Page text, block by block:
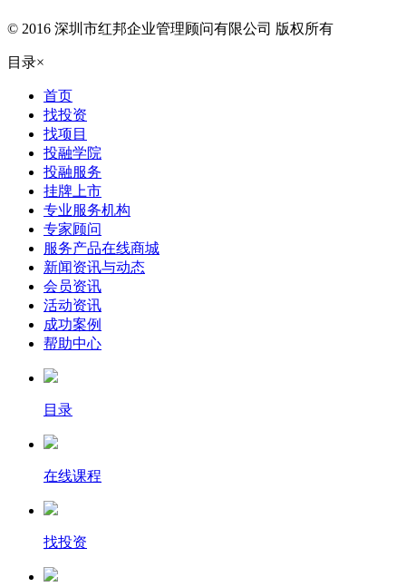
© 2016 深圳市红邦企业管理顾问有限公司 版权所有
目录×
首页
找投资
找项目
投融学院
投融服务
挂牌上市
专业服务机构
专家顾问
服务产品在线商城
新闻资讯与动态
会员资讯
活动资讯
成功案例
帮助中心
目录
在线课程
找投资